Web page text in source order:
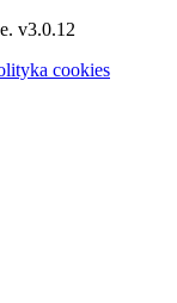
v3.0.12
cookies